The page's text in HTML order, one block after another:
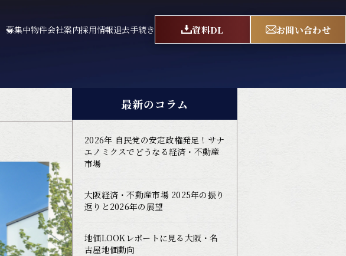
募集中物件会社案内採用情報退去手続き 資料DL お問い合わせ
最新のコラム
2026年 自民党の安定政権発足！サナ
エノミクスでどうなる経済・不動産
市場
大阪経済・不動産市場 2025年の振り
返りと2026年の展望
地価LOOKレポートに見る大阪・名
古屋地価動向